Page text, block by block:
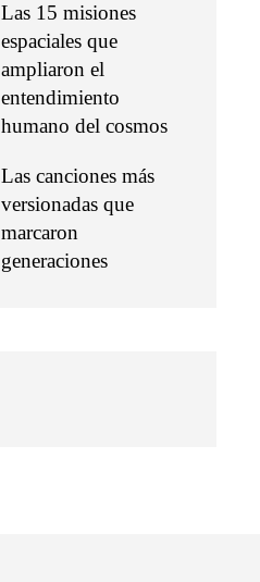
Las 15 misiones
espaciales que
ampliaron el
entendimiento
humano del cosmos
Las canciones más
versionadas que
marcaron
generaciones